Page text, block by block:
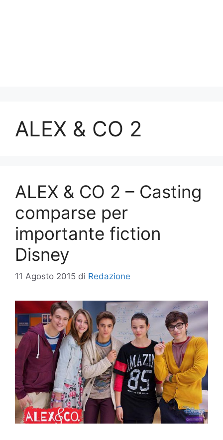
ALEX & CO 2
ALEX & CO 2 – Casting
comparse per
importante fiction
Disney
11 Agosto 2015 di Redazione